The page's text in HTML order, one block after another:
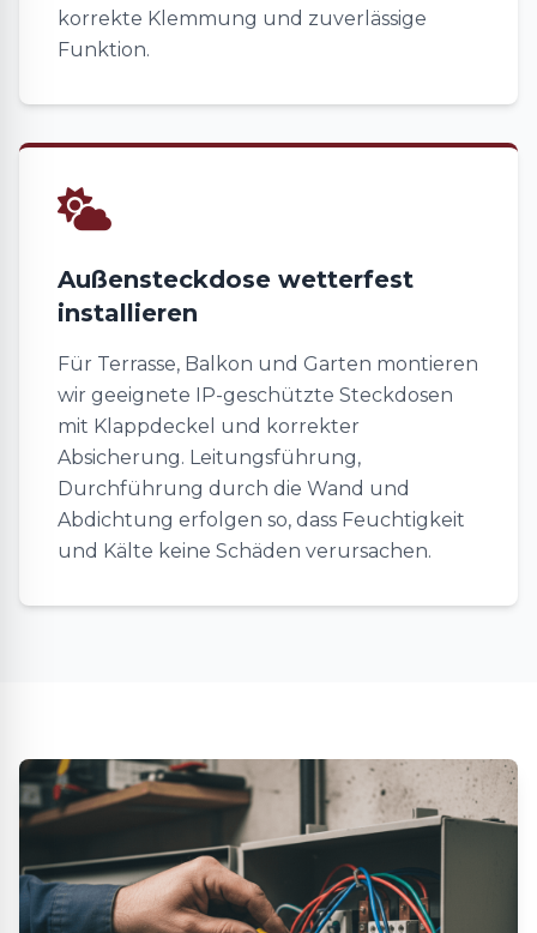
korrekte Klemmung und zuverlässige
Funktion.
Außensteckdose wetterfest
installieren
Für Terrasse, Balkon und Garten montieren
wir geeignete IP-geschützte Steckdosen
mit Klappdeckel und korrekter
Absicherung. Leitungsführung,
Durchführung durch die Wand und
Abdichtung erfolgen so, dass Feuchtigkeit
und Kälte keine Schäden verursachen.